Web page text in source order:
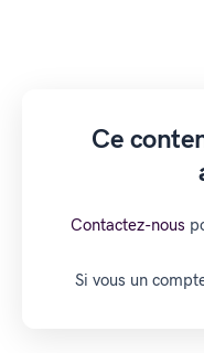
Ce
Contactez-nous
Si vous un